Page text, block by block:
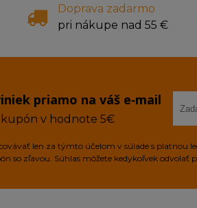
Doprava zadarmo
pri nákupe nad 55 €
priamo na váš e‑mail
kupón v hodnote 5€
len za týmto účelom v súlade s
so zľavou. Súhlas môžete kedykoľvek